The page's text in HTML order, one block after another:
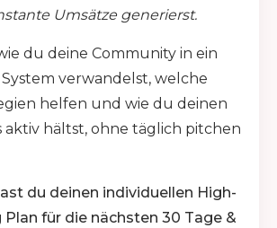
Umsätze generierst.
du deine Community in ein
verwandelst, welche
helfen und wie du deinen
aktiv hältst, ohne täglich pitchen
du deinen individuellen High-
Plan für die nächsten 30 Tage &